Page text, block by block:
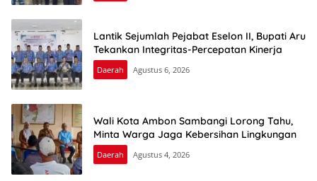
Lantik Sejumlah Pejabat Eselon II, Bupati Aru
Tekankan Integritas-Percepatan Kinerja
Daerah Agustus 6, 2026
Wali Kota Ambon Sambangi Lorong Tahu,
Minta Warga Jaga Kebersihan Lingkungan
Daerah Agustus 4, 2026